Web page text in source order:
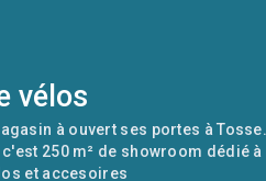
vélos
à ouvert ses portes à Tosse.
c'est 250 m² de showroom dédié à
et accesoires